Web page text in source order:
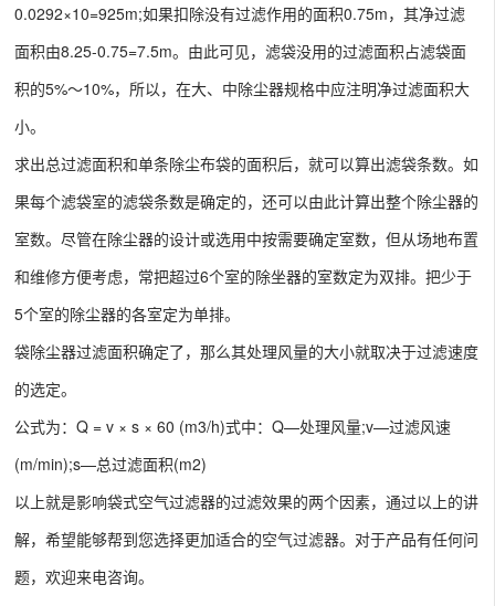
0.0292×10=925m;如果扣除没有过滤作用的面积0.75m，其净过滤
面积由8.25-0.75=7.5m。由此可见，滤袋没用的过滤面积占滤袋面
积的5%～10%，所以，在大、中除尘器规格中应注明净过滤面积大
小。
求出总过滤面积和单条除尘布袋的面积后，就可以算出滤袋条数。如
果每个滤袋室的滤袋条数是确定的，还可以由此计算出整个除尘器的
室数。尽管在除尘器的设计或选用中按需要确定室数，但从场地布置
和维修方便考虑，常把超过6个室的除坐器的室数定为双排。把少于
5个室的除尘器的各室定为单排。
袋除尘器过滤面积确定了，那么其处理风量的大小就取决于过滤速度
的选定。
公式为：Q = v × s × 60 (m3/h)式中：Q—处理风量;v—过滤风速
(m/min);s—总过滤面积(m2)
以上就是影响袋式空气过滤器的过滤效果的两个因素，通过以上的讲
解，希望能够帮到您选择更加适合的空气过滤器。对于产品有任何问
题，欢迎来电咨询。